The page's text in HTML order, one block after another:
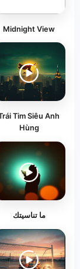
Midnight View
Tim Siêu Anh
Hùng
ما تناسيتك